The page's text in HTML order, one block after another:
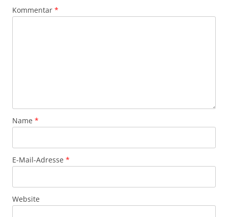
Kommentar *
Name *
E-Mail-Adresse *
Website